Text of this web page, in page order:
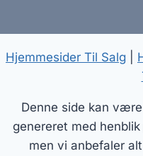
Hjemmesider Til Salg
Denne side kan
genereret med
men vi anbefaler